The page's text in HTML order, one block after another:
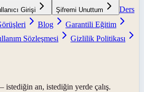
Girişi Şifremi Unuttum
Ders
Blog
Garantili Eğitim
Sözleşmesi
Gizlilik Politikası
istediğin an, istediğin yerde çalış.